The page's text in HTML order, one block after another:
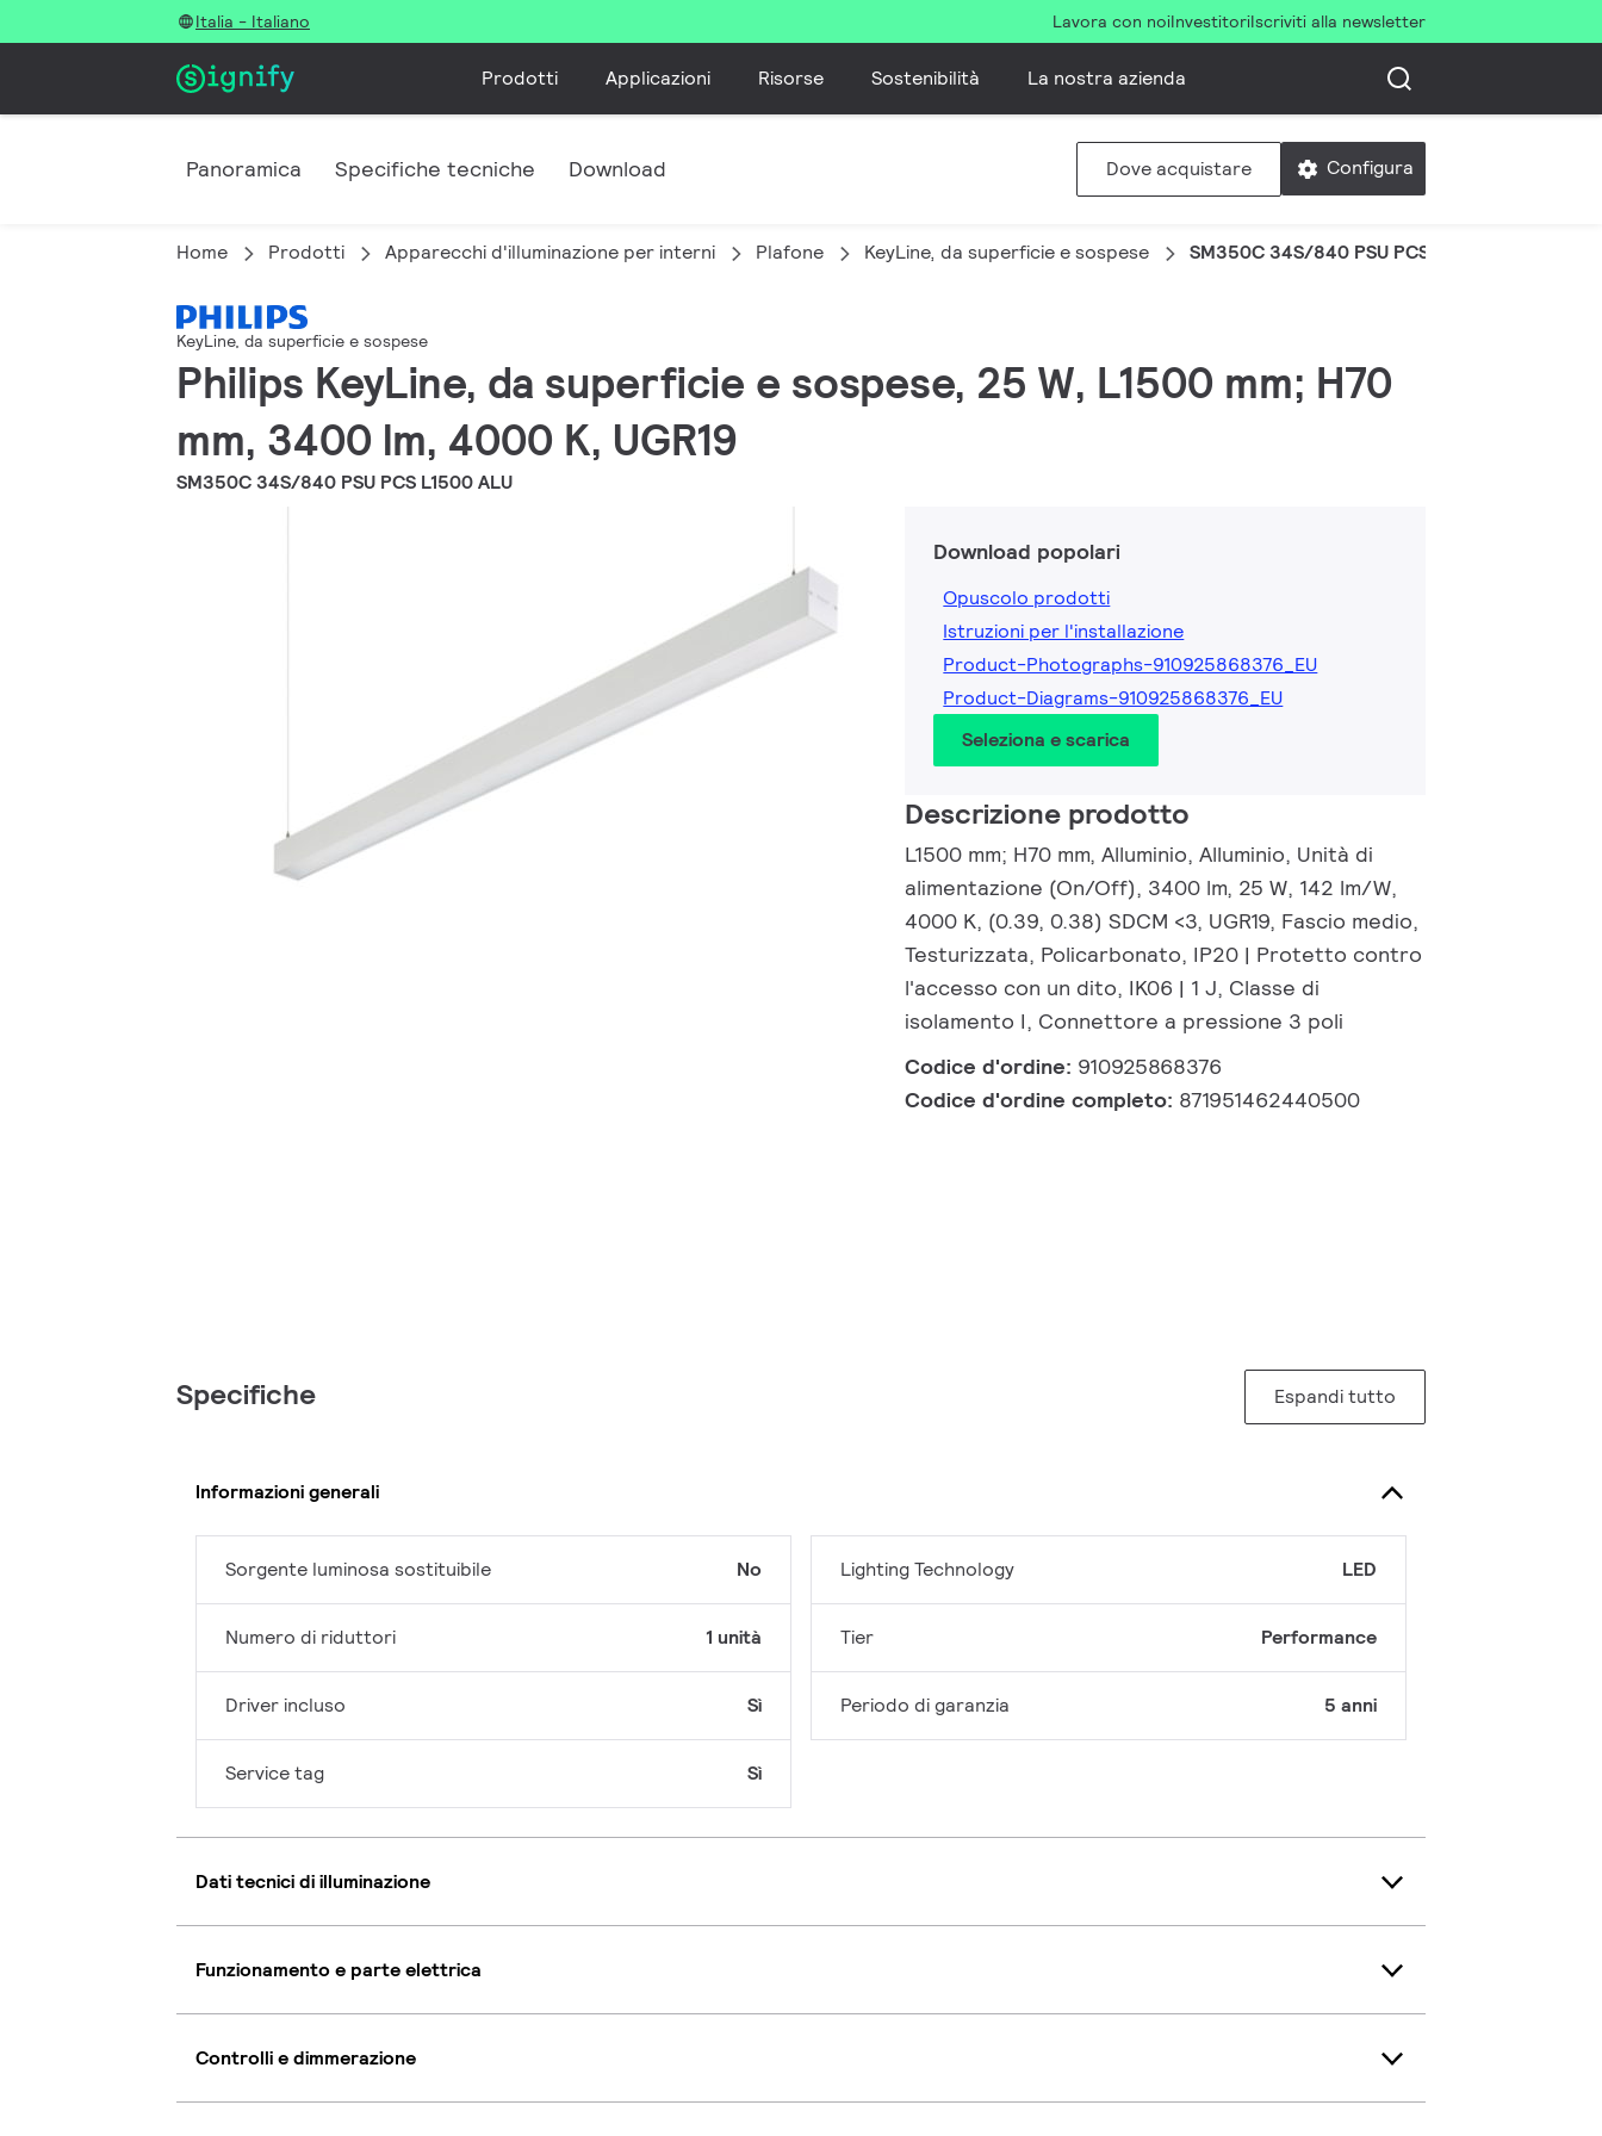
Italia - Italiano Lavora con noiInvestitoriIscriviti alla newsletter
Prodotti Applicazioni Risorse Sostenibilità La nostra azienda
Panoramica Specifiche tecniche Download Dove acquistare Configura
Home Prodotti Apparecchi d'illuminazione per interni Plafone KeyLine, da superficie e sospese SM350C 34S/840 PSU PCS L1500 ALU
KeyLine, da superficie e sospese
Philips KeyLine, da superficie e sospese, 25 W, L1500 mm; H70
mm, 3400 lm, 4000 K, UGR19
SM350C 34S/840 PSU PCS L1500 ALU
Download popolari
Opuscolo prodotti
Istruzioni per l'installazione
Product-Photographs-910925868376_EU
Product-Diagrams-910925868376_EU
Seleziona e scarica
Descrizione prodotto
L1500 mm; H70 mm, Alluminio, Alluminio, Unità di
alimentazione (On/Off), 3400 lm, 25 W, 142 lm/W,
4000 K, (0.39, 0.38) SDCM <3, UGR19, Fascio medio,
Testurizzata, Policarbonato, IP20 | Protetto contro
l'accesso con un dito, IK06 | 1 J, Classe di
isolamento I, Connettore a pressione 3 poli
Codice d'ordine: 910925868376
Codice d'ordine completo: 871951462440500
Specifiche Espandi tutto
Informazioni generali
Sorgente luminosa sostituibile No
Numero di riduttori 1 unità
Driver incluso Sì
Service tag Sì
Lighting Technology LED
Tier Performance
Periodo di garanzia 5 anni
Dati tecnici di illuminazione
Funzionamento e parte elettrica
Controlli e dimmerazione